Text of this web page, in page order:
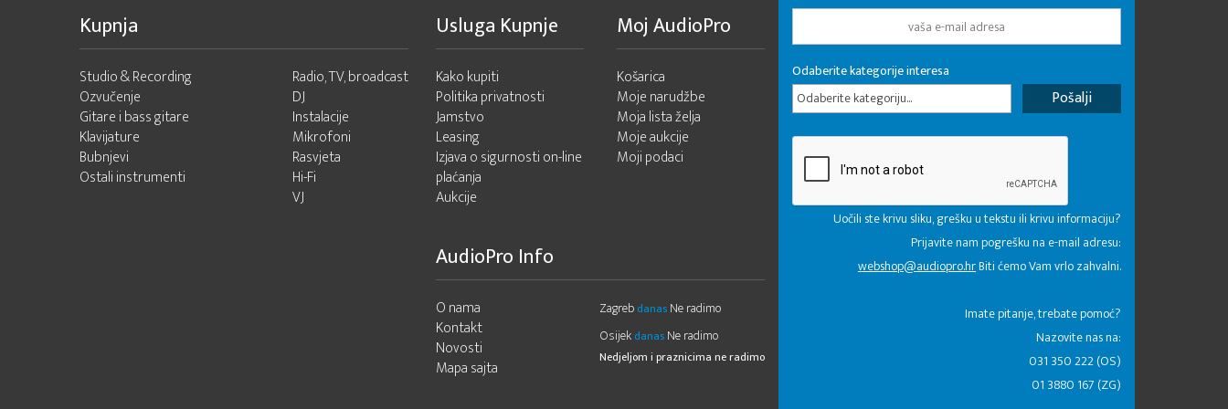
Kupnja
Studio & Recording
Ozvučenje
Gitare i bass gitare
Klavijature
Bubnjevi
Ostali instrumenti
Radio, TV, broadcast
DJ
Instalacije
Mikrofoni
Rasvjeta
Hi-Fi
VJ
Usluga Kupnje
Kako kupiti
Politika privatnosti
Jamstvo
Leasing
Izjava o sigurnosti on-line
plaćanja
Aukcije
Moj AudioPro
Košarica
Moje narudžbe
Moja lista želja
Moje aukcije
Moji podaci
AudioPro Info
O nama
Kontakt
Novosti
Mapa sajta
Zagreb danas Ne radimo
Osijek danas Ne radimo
Nedjeljom i praznicima ne radimo
Odaberite kategorije interesa
Odaberite kategoriju...
Uočili ste krivu sliku, grešku u tekstu ili krivu informaciju?
Prijavite nam pogrešku na e-mail adresu:
webshop@audiopro.hrBiti ćemo Vam vrlo zahvalni.
​Imate pitanje, trebate pomoć?
Nazovite nas na:
031 350 222 (OS)
01 3880 167 (ZG)